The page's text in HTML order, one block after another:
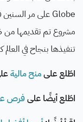
تنفيذها بنجاح في العالم
اطّلع علىمنح مالية
اطّلع أيضًا علىفرص